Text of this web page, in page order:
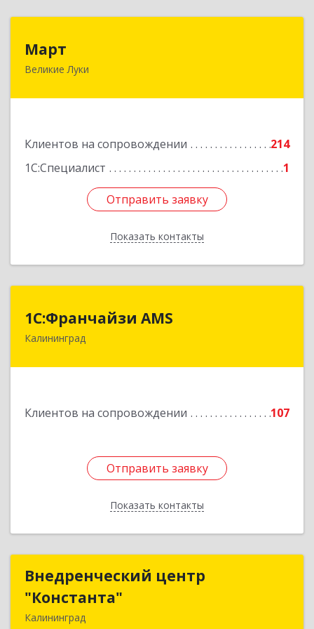
Март
Великие Луки
Клиентов на сопровождении
214
1С:Специалист
1
Отправить заявку
Показать контакты
182113, Псковская обл, Великие Луки г,
Отправить заявку
Назад
1С:Франчайзи AMS
Калининград
Клиентов на сопровождении 107
Отправить заявку
Показать контакты
238325, Калининградская обл, Гурьевский р-н,
Отправить заявку
Назад
Внедренческий центр
"Константа"
Калининград
Внедренческий центр